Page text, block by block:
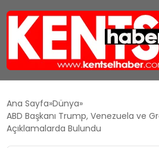
GÜNDEM
Ana Sayfa Dünya
ABD Başkanı Trump, Venezuela ve
Açıklamalarda Bulundu